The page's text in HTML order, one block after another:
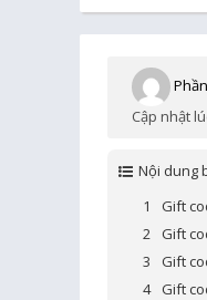
Cập nhật
Nội dung
Gift
Gift
Gift
Gift